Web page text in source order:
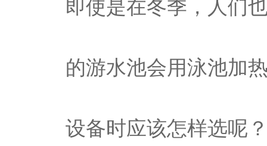
即使是在冬季，人们
的游水池会用泳池加
设备时应该怎样选呢